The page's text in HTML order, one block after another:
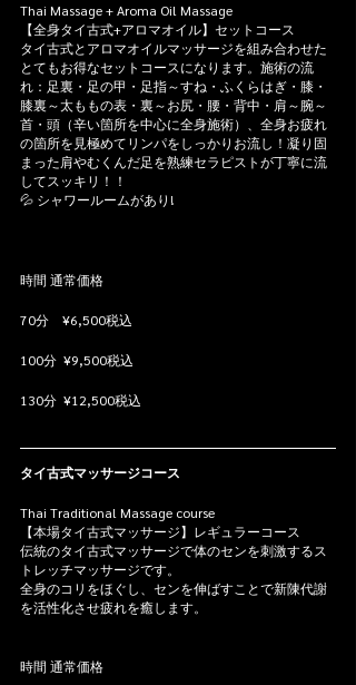
Thai Massage + Aroma Oil Massage
【全身タイ古式+アロマオイル】セットコース
タイ古式とアロマオイルマッサージを組み合わせた
とてもお得なセットコースになります。施術の流
れ：足裏・足の甲・足指～すね・ふくらはぎ・膝・
膝裏～太ももの表・裏～お尻・腰・背中・肩～腕～
首・頭（辛い箇所を中心に全身施術）、全身お疲れ
の箇所を見極めてリンパをしっかりお流し！凝り固
まった肩やむくんだ足を熟練セラピストが丁寧に流
してスッキリ！！
💦 シャワールームがあり!
時間 通常価格
70分    ¥6,500税込
100分  ¥9,500税込
130分  ¥12,500税込
タイ古式マッサージコース
Thai Traditional Massage course
【本場タイ古式マッサージ】レギュラーコース
伝統のタイ古式マッサージで体のセンを刺激するス
トレッチマッサージです。
全身のコリをほぐし、センを伸ばすことで新陳代謝
を活性化させ疲れを癒します。
時間 通常価格